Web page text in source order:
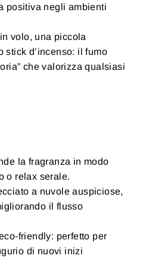
positiva negli ambienti
volo, una piccola
stick d’incenso: il fumo
che valorizza qualsiasi
la fragranza in modo
o relax serale.
a nuvole auspiciose,
il flusso
friendly: perfetto per
di nuovi inizi